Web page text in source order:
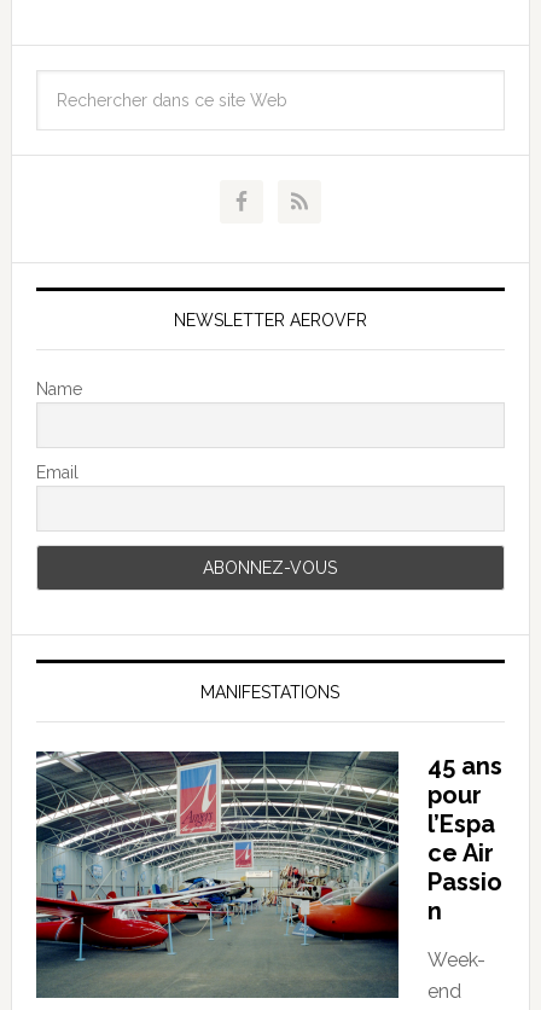
NEWSLETTER AEROVFR
Name
Email
MANIFESTATIONS
45 ans
pour
l’Espa
ce Air
Passio
n
Week-
end